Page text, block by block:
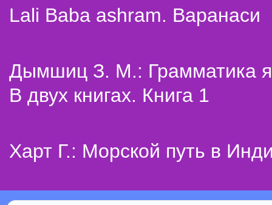
Lali Baba ashram. Варанаси
Дымшиц З. М.: Грамматика
В двух книгах. Книга 1
Харт Г.: Морской путь в